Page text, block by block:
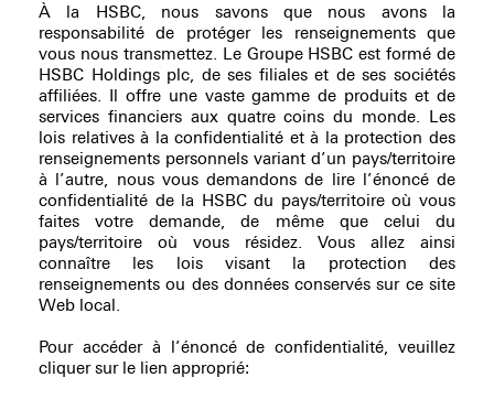
À la HSBC, nous savons que nous avons la
responsabilité de protéger les renseignements que
vous nous transmettez. Le Groupe HSBC est formé de
HSBC Holdings plc, de ses filiales et de ses sociétés
affiliées. Il offre une vaste gamme de produits et de
services financiers aux quatre coins du monde. Les
lois relatives à la confidentialité et à la protection des
renseignements personnels variant d’un pays/territoire
à l’autre, nous vous demandons de lire l’énoncé de
confidentialité de la HSBC du pays/territoire où vous
faites votre demande, de même que celui du
pays/territoire où vous résidez. Vous allez ainsi
connaître les lois visant la protection des
renseignements ou des données conservés sur ce site
Web local.
Pour accéder à l’énoncé de confidentialité, veuillez
cliquer sur le lien approprié: